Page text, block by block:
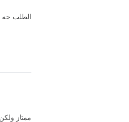
الطلب جه
ممتاز